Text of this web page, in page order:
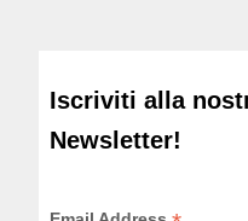
Iscriviti alla
Newsletter!